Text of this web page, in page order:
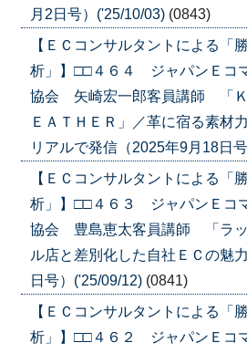
月2日号）('25/10/03) (0843)
【ＥＣコンサルタントによる「
析」】□□４６４ ジャパンＥコ
協会 矢崎宏一郎客員講師 「
ＥＡＴＨＥＲ」／革に宿る素材
リアルで発信（2025年9月18日
【ＥＣコンサルタントによる「
析」】□□４６３ ジャパンＥコ
協会 豊島恵太客員講師 「ラッ
ル店と差別化した自社ＥＣの魅
日号）('25/09/12) (0841)
【ＥＣコンサルタントによる「
析」】□□４６２ ジャパンＥコ